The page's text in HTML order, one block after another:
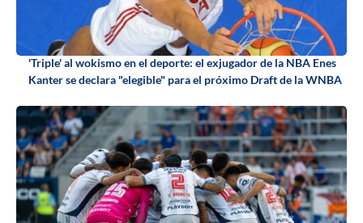
'Triple' al wokismo en el deporte: el exjugador de la NBA Enes
Kanter se declara "elegible" para el próximo Draft de la WNBA